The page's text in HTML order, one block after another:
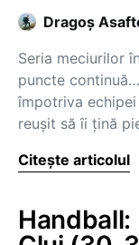
Dragoş
Seria meciurilor
puncte
împotriva
reușit să îi țină
Citește articolul
Handball: